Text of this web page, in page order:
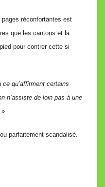
réconfortantes est
que les cantons et la
pour contrer cette si
qu’affirment certains
n’assiste de loin pas à une
.»
parfaitement scandalisé.